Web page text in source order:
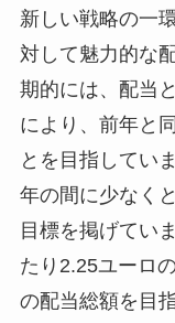
新しい戦略の一
対して魅力的な
期的には、配当
により、前年と
とを目指してい
年の間に少なく
目標を掲げてい
たり2.25ユーロ
の配当総額を目